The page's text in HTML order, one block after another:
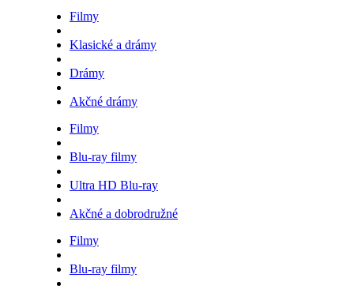
Filmy
Klasické a drámy
Drámy
Akčné drámy
Filmy
Blu-ray filmy
Ultra HD Blu-ray
Akčné a dobrodružné
Filmy
Blu-ray filmy